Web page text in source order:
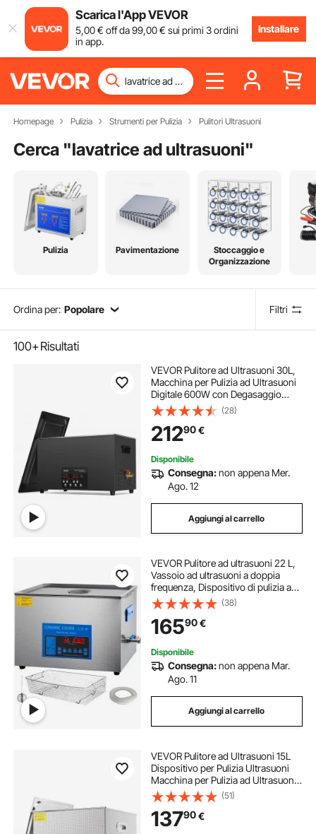
Scarica l'App VEVOR
5,00€ off da99,00€ sui primi 3 ordini
in app.
Installare
Homepage Pulizia Strumenti per Pulizia Pulitori Ultrasuoni
Cerca "lavatrice ad ultrasuoni"
Pulizia Pavimentazione
Stoccaggio e
Organizzazione
Ordina per: Popolare Filtri
100+Risultati
VEVOR Pulitore ad Ultrasuoni 30L,
Macchina per Pulizia ad Ultrasuoni
Digitale 600W con Degasaggio
Modalità Delicata, Pulitore ad
Ultrasuoni Industriale da 40kHz con
Timer e Riscaldatore per Gioielli
(28)
21290€
Disponibile
Consegna:non appena Mer.
Ago. 12
Aggiungi al carrello
VEVOR Pulitore ad ultrasuoni 22 L,
Vassoio ad ultrasuoni a doppia
frequenza, Dispositivo di pulizia ad
ultrasuoni in acciaio inossidabile,
con riscaldamento e timer, per
gioielli, occhiali
(38)
16590€
Disponibile
Consegna:non appena Mar.
Ago. 11
Aggiungi al carrello
VEVOR Pulitore ad Ultrasuoni 15L
Dispositivo per Pulizia Ultrasuoni
Macchina per Pulizia ad Ultrasuoni
da 360W con Timer Riscaldatore,
Pulitore Digitale da 40 kHz con
Cestello per Parti Gioielli
(51)
13790€